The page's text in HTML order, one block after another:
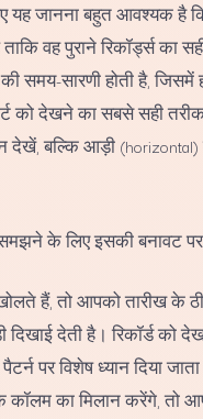
यह जानना बहुत आवश्यक है
वह पुराने रिकॉर्ड्स का
समय-सारणी होती है, जिसमें
को देखने का सबसे सही
बल्कि आड़ी (horizontal)
के लिए इसकी बनावट पर
हैं, तो आपको तारीख के
दिखाई देती है। रिकॉर्ड को
पर विशेष ध्यान दिया
कॉलम का मिलान करेंगे, तो